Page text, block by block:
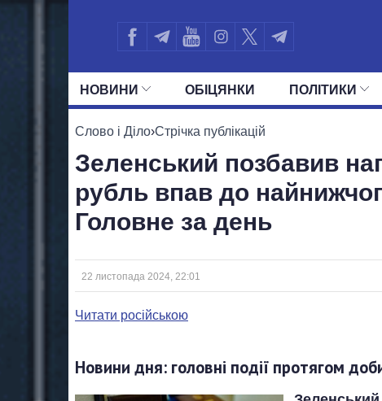
НОВИНИ ОБIЦЯНКИ ПОЛIТИКИ
УСІ ПОЛІТИКИ
Слово і Діло›Стрічка публікацій
Зеленський позбавив
рубль впав до
Головне за день
22 листопада 2024, 22:01
Читати російською
Новини дня: головні події протягом